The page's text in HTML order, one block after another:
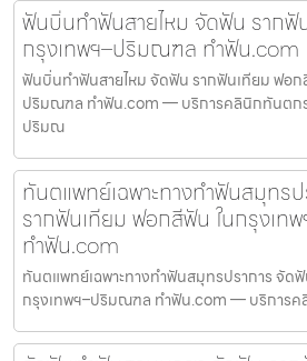
ฟันบิ่นทำฟันสายไหม จัดฟัน รากฟั
กรุงเทพฯ–ปริมณฑล ทำฟัน.com
ฟันบิ่นทำฟันสายไหม จัดฟัน รากฟันเทียม ฟอก
ปริมณฑล ทำฟัน.com — บริการคลินิกทันตก
ปริมณ
ทันตแพทย์เฉพาะทางทำฟันสมุทร
รากฟันเทียม ฟอกสีฟัน ในกรุงเ
ทำฟัน.com
ทันตแพทย์เฉพาะทางทำฟันสมุทรปราการ จัด
กรุงเทพฯ–ปริมณฑล ทำฟัน.com — บริการ